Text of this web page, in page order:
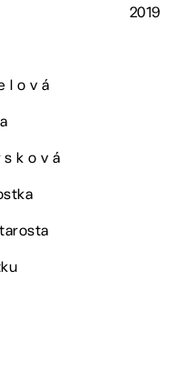
2019
l o v á
s k o v á